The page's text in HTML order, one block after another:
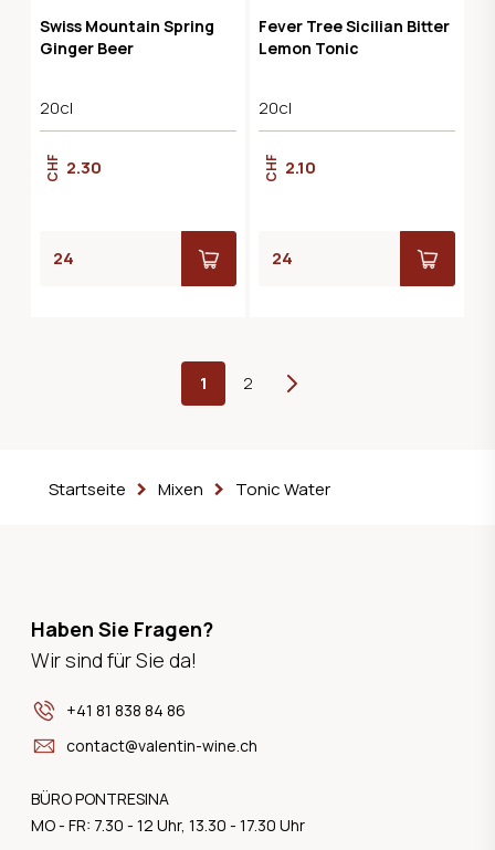
Swiss Mountain Spring
Ginger Beer
20cl
CHF 2.30
Fever Tree Sicilian Bitter
Lemon Tonic
20cl
CHF 2.10
1 2 Weiter
Startseite Mixen Tonic Water
Haben Sie Fragen?
Wir sind für Sie da!
+41 81 838 84 86
contact@valentin-wine.ch
BÜRO PONTRESINA
MO - FR: 7.30 - 12 Uhr, 13.30 - 17.30 Uhr